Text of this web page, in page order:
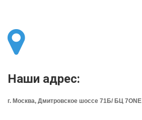
Наши адрес:
г. Москва, Дмитровское шоссе 71Б/ БЦ 7ONE